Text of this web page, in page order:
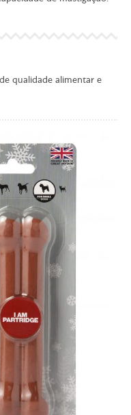
qualidade alimentar e